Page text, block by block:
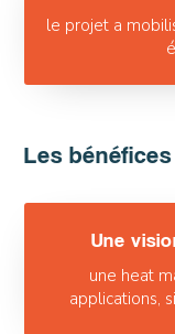
le projet a
Les bénéfices
Une
une heat
applications,